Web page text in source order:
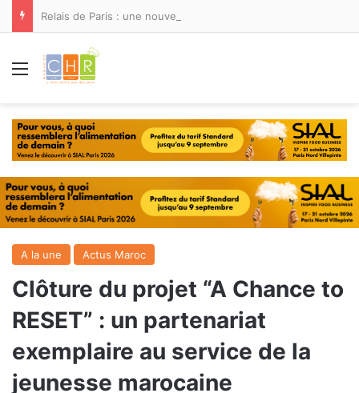
Menu
A la une Actus Maroc
Clôture du projet “A Chance to
RESET” : un partenariat
exemplaire au service de la
jeunesse marocaine